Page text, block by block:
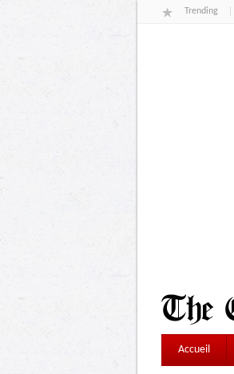
Trending
Accueil